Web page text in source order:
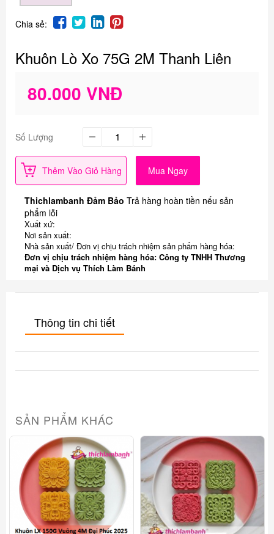
Chia sẻ:
Khuôn Lò Xo 75G 2M Thanh Liên
80.000 VNĐ
Số Lượng
Thêm Vào Giỏ Hàng Mua Ngay
Thichlambanh Đảm Bảo Trả hàng hoàn tiền nếu sản
phẩm lỗi
Xuất xứ:
Nơi sản xuất:
Nhà sản xuất/ Đơn vị chịu trách nhiệm sản phẩm hàng hóa:
Đơn vị chịu trách nhiệm hàng hóa: Công ty TNHH Thương
mại và Dịch vụ Thích Làm Bánh
Thông tin chi tiết
SẢN PHẨM KHÁC